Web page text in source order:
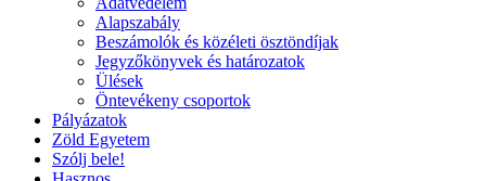
Alapszabály
Beszámolók és közéleti ösztöndíjak
Jegyzőkönyvek és határozatok
Ülések
Öntevékeny csoportok
Pályázatok
Zöld Egyetem
Szólj bele!